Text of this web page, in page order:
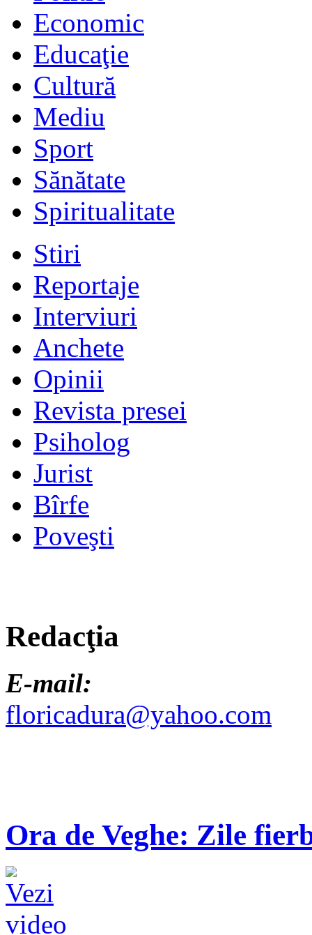
Economic
Educaţie
Cultură
Mediu
Sport
Sănătate
Spiritualitate
Stiri
Reportaje
Interviuri
Anchete
Opinii
Revista presei
Psiholog
Jurist
Bîrfe
Poveşti
Redacţia
E-mail:
floricadura@yahoo.com
Ora de Veghe: Zile